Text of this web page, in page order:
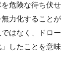
危険な待ち伏せ
力化することが
はなく、ドロー
したことを意味